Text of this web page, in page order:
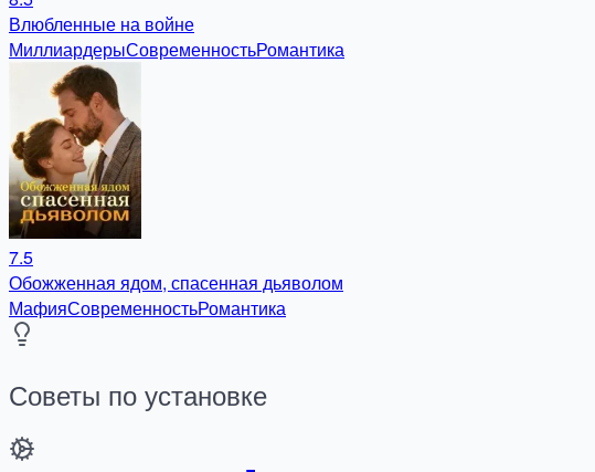
Влюбленные на войне
МиллиардерыСовременностьРомантика
7.5
Обожженная ядом, спасенная дьяволом
МафияСовременностьРомантика
Советы по установке